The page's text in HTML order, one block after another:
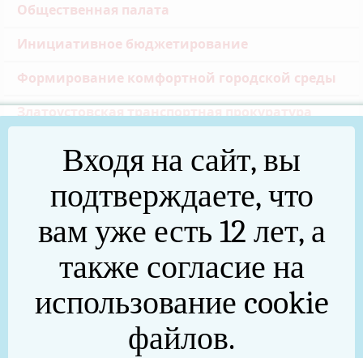
Общественная палата
Инициативное бюджетирование
Формирование комфортной городской среды
Златоустовская транспортная прокуратура
Реальные дела (архив)
Национальные проекты
75 лет Победы в Великой Отечественной войне
(архив)
Новости прокуратуры
Входя на сайт, вы
подтверждаете, что
вам уже есть 12 лет, а
также согласие на
использование cookie
файлов.